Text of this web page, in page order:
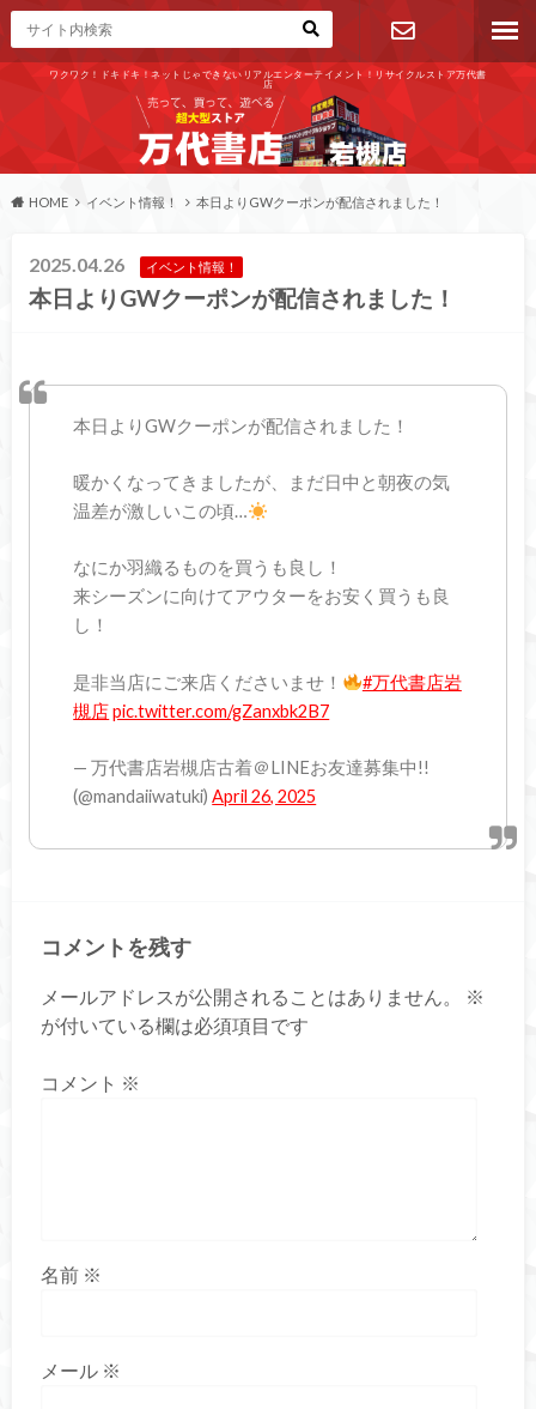
ワクワク！ドキドキ！ネットじゃできないリアルエンターテイメント！リサイクルストア万代書
店
お問い合わ
せ
HOME イベント情報！ 本日よりGWクーポンが配信されました！
2025.04.26 イベント情報！
本日よりGWクーポンが配信されました！
本日よりGWクーポンが配信されました！
暖かくなってきましたが、まだ日中と朝夜の気
温差が激しいこの頃…
なにか羽織るものを買うも良し！
来シーズンに向けてアウターをお安く買うも良
し！
是非当店にご来店くださいませ！
#万代書店岩
槻店pic.twitter.com/gZanxbk2B7
— 万代書店岩槻店古着＠LINEお友達募集中!!
(@mandaiiwatuki)April 26, 2025
コメントを残す
メールアドレスが公開されることはありません。
※
が付いている欄は必須項目です
コメント ※
名前 ※
メール ※